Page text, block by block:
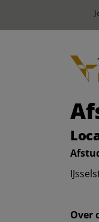
Over